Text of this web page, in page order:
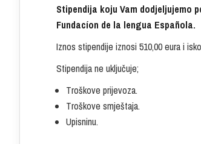
Stipendija koju Vam dodjeljujemo
Fundacíon de la lengua Española.
Iznos stipendije iznosi 510,00 eura i
Stipendija ne uključuje;
Troškove prijevoza.
Troškove smještaja.
Upisninu.